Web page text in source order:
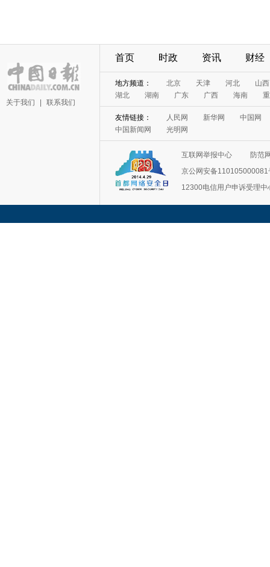
关于我们 联系我们
首页 时政 资讯 财经
地方频道： 北京 天津 河北
山西
湖北
湖南 广东 广西 海南
友情链接： 人民网 新华网
中国网
中国新闻网
光明网
互联网举报中心
防范
京公网安备110105000081
12300电信用户申诉受理中